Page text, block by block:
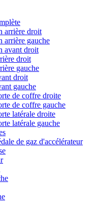
arrière droit
arrière gauche
avant droit
droit
gauche
droit
gauche
de coffre droite
de coffre gauche
latérale droite
latérale gauche
de gaz d'accélérateur